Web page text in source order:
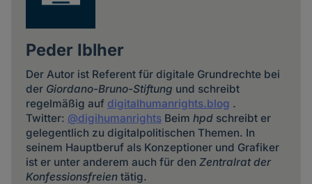
Peder Iblher
Der Autor ist Referent für digitale Grundrechte bei
der Giordano-Bruno-Stiftung und schreibt
regelmäßig auf digitalhumanrights.blog .
Twitter: @digihumanrightsBeim hpdschreibt er
gelegentlich zu digitalpolitischen Themen. In
seinem Hauptberuf als Konzeptioner und Grafiker
ist er unter anderem auch für den Zentralrat der
Konfessionsfreientätig.